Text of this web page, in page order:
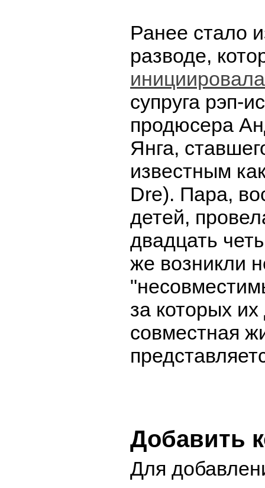
Ранее стало
разводе,
супруга рэп-
продюсера
Янга,
известным
Dre). Пара,
детей,
двадцать
же возникли
за которых
совместная
Добавить
Для